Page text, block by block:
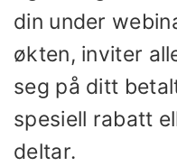
din under
økten, inviter
seg på ditt
spesiell rabatt
deltar.